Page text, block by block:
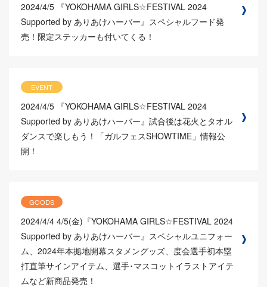
2024/4/5 『YOKOHAMA GIRLS☆FESTIVAL 2024
Supported by ありあけハーバー』スペシャルフード発
売！限定ステッカーも付いてくる！
EVENT
2024/4/5 『YOKOHAMA GIRLS☆FESTIVAL 2024
Supported by ありあけハーバー』試合後は花火とタオル
ダンスで楽しもう！「ガルフェスSHOWTIME」情報公
開！
GOODS
2024/4/4 4/5(金)『YOKOHAMA GIRLS☆FESTIVAL 2024
Supported by ありあけハーバー』スペシャルユニフォー
ム、2024年本拠地開幕スタメングッズ、度会選手初本塁
打直筆サインアイテム、選手･マスコットイラストアイテ
ムなど新商品発売！